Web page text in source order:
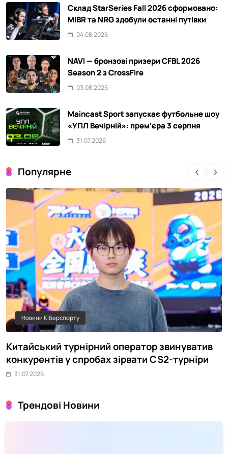
Склад StarSeries Fall 2026 сформовано:
MIBR та NRG здобули останні путівки
04.08.2026
NAVI — бронзові призери CFBL 2026
Season 2 з CrossFire
03.08.2026
Maincast Sport запускає футбольне шоу
«УПЛ Вечірній»: прем’єра 3 серпня
31.07.2026
Популярне
Новини Кіберспорту
Китайський турнірний оператор звинуватив
конкурентів у спробах зірвати CS2-турніри
31.07.2026
Трендові Новини